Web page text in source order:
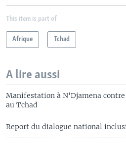
This item is part of
Afrique Tchad
A lire aussi
Manifestation à N'Djamena contre
au Tchad
Report du dialogue national